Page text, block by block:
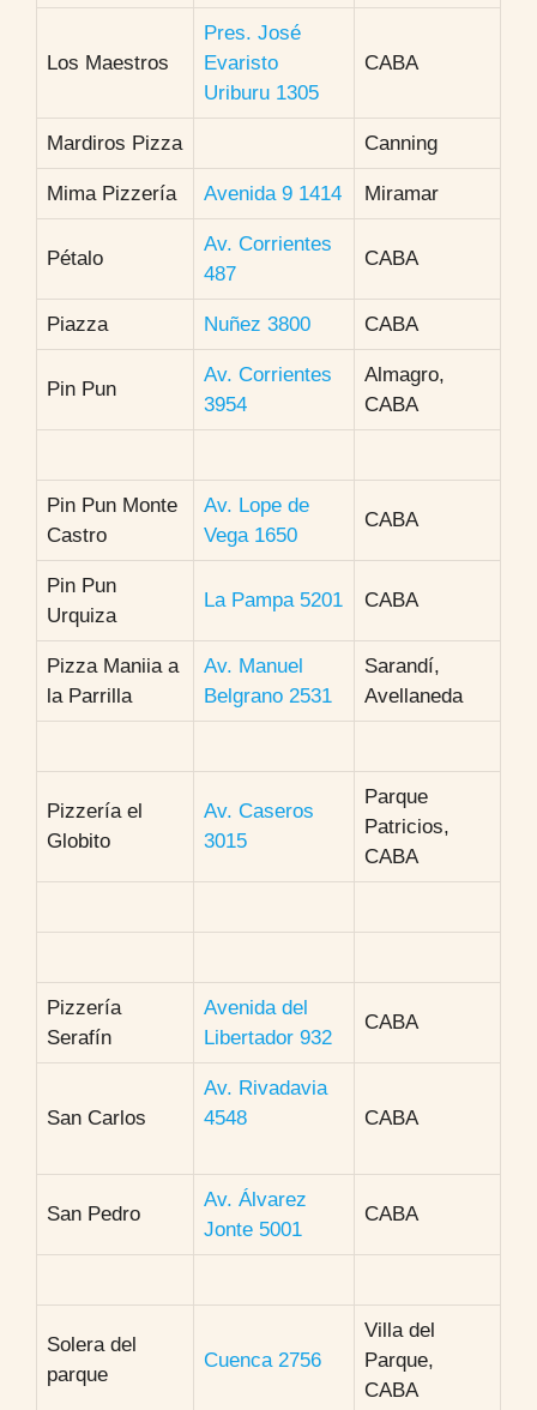
Los Maestros
Pres. José
Evaristo
Uriburu 1305
CABA
Mardiros Pizza Canning
Mima Pizzería Avenida 9 1414 Miramar
Pétalo
Av. Corrientes
487
CABA
Piazza Nuñez 3800 CABA
Pin Pun
Av. Corrientes
3954
Almagro,
CABA
Pin Pun Monte
Castro
Av. Lope de
Vega 1650
CABA
Pin Pun
Urquiza
La Pampa 5201 CABA
Pizza Maniia a
la Parrilla
Av. Manuel
Belgrano 2531
Sarandí,
Avellaneda
Pizzería el
Globito
Av. Caseros
3015
Parque
Patricios,
CABA
Pizzería
Serafín
Avenida del
Libertador 932
CABA
San Carlos
Av. Rivadavia
4548
CABA
San Pedro
Av. Álvarez
Jonte 5001
CABA
Solera del
parque
Cuenca 2756
Villa del
Parque,
CABA